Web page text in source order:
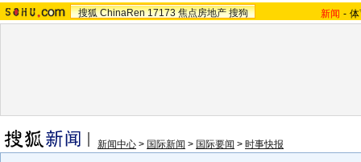
搜狐 ChinaRen 17173 焦点房地产 搜狗 新闻 -
新闻中心 > 国际新闻 > 国际要闻 > 时事快报